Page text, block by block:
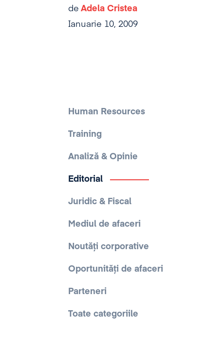
de Adela Cristea
Ianuarie 10, 2009
Human Resources
Training
Analiză & Opinie
Editorial
Juridic & Fiscal
Mediul de afaceri
Noutăți corporative
Oportunități de afaceri
Parteneri
Toate categoriile